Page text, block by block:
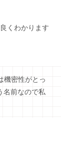
くわかります
機密性がとっ
名前なので私